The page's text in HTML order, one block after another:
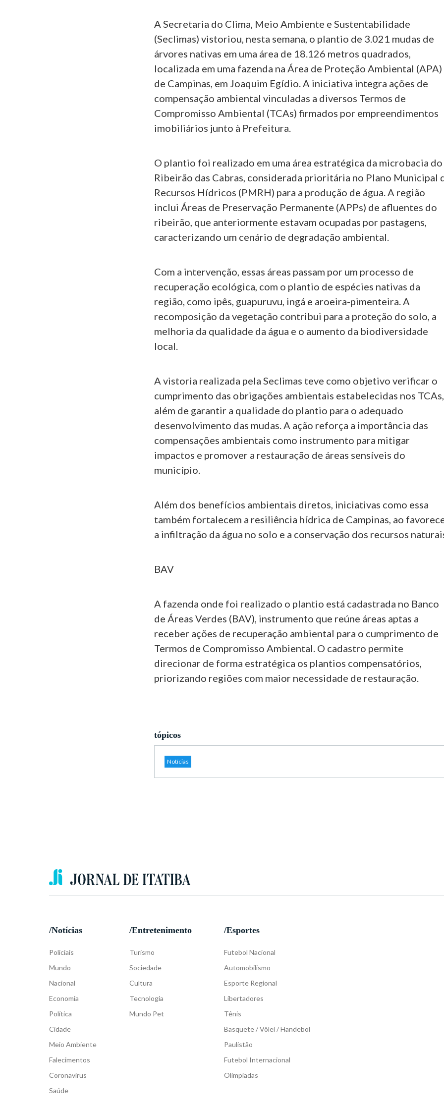
A Secretaria do Clima, Meio Ambiente e Sustentabilidade
(Seclimas) vistoriou, nesta semana, o plantio de 3.021 mudas de
árvores nativas em uma área de 18.126 metros quadrados,
localizada em uma fazenda na Área de Proteção Ambiental (APA)
de Campinas, em Joaquim Egídio. A iniciativa integra ações de
compensação ambiental vinculadas a diversos Termos de
Compromisso Ambiental (TCAs) firmados por empreendimentos
imobiliários junto à Prefeitura.
O plantio foi realizado em uma área estratégica da microbacia do
Ribeirão das Cabras, considerada prioritária no Plano Municipal
Recursos Hídricos (PMRH) para a produção de água. A região
inclui Áreas de Preservação Permanente (APPs) de afluentes do
ribeirão, que anteriormente estavam ocupadas por pastagens,
caracterizando um cenário de degradação ambiental.
Com a intervenção, essas áreas passam por um processo de
recuperação ecológica, com o plantio de espécies nativas da
região, como ipês, guapuruvu, ingá e aroeira-pimenteira. A
recomposição da vegetação contribui para a proteção do solo, a
melhoria da qualidade da água e o aumento da biodiversidade
local.
A vistoria realizada pela Seclimas teve como objetivo verificar o
cumprimento das obrigações ambientais estabelecidas nos TCAs,
além de garantir a qualidade do plantio para o adequado
desenvolvimento das mudas. A ação reforça a importância das
compensações ambientais como instrumento para mitigar
impactos e promover a restauração de áreas sensíveis do
município.
Além dos benefícios ambientais diretos, iniciativas como essa
também fortalecem a resiliência hídrica de Campinas, ao
a infiltração da água no solo e a conservação dos recursos
BAV
A fazenda onde foi realizado o plantio está cadastrada no Banco
de Áreas Verdes (BAV), instrumento que reúne áreas aptas a
receber ações de recuperação ambiental para o cumprimento de
Termos de Compromisso Ambiental. O cadastro permite
direcionar de forma estratégica os plantios compensatórios,
priorizando regiões com maior necessidade de restauração.
tópicos
Notícias
/Notícias
Policiais
Mundo
Nacional
Economia
Política
Cidade
Meio Ambiente
Falecimentos
Coronavírus
Saúde
/Entretenimento
Turismo
Sociedade
Cultura
Tecnologia
Mundo Pet
/Esportes
Futebol Nacional
Automobilismo
Esporte Regional
Libertadores
Tênis
Basquete / Vôlei / Handebol
Paulistão
Futebol Internacional
Olimpíadas